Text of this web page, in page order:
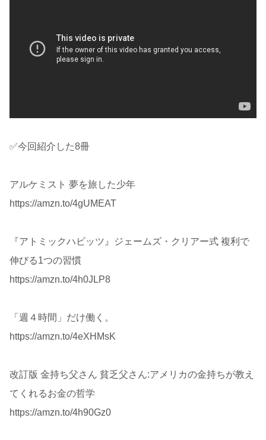
✅今回紹介した8冊
アルケミスト 夢を旅した少年
https://amzn.to/4gUMEAT
『アトミックハビッツ』ジェームズ・クリアー式 複利で
伸びる1つの習慣
https://amzn.to/4h0JLP8
「週４時間」だけ働く。
https://amzn.to/4eXHMsK
改訂版 金持ち父さん 貧乏父さん:アメリカの金持ちが教え
てくれるお金の哲学
https://amzn.to/4h90Gz0